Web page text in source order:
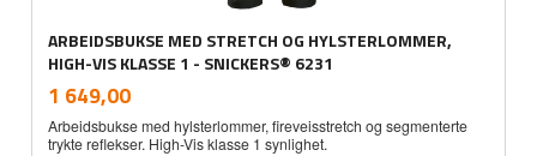
ARBEIDSBUKSE MED STRETCH OG HYLSTERLOMMER,
HIGH-VIS KLASSE 1 - SNICKERS® 6231
Pris
1 649,00mva.
Arbeidsbukse med hylsterlommer, fireveisstretch og segmenterte
trykte reflekser. High-Vis klasse 1 synlighet.